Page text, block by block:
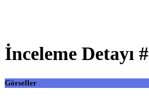
İnceleme Detayı
Görseller